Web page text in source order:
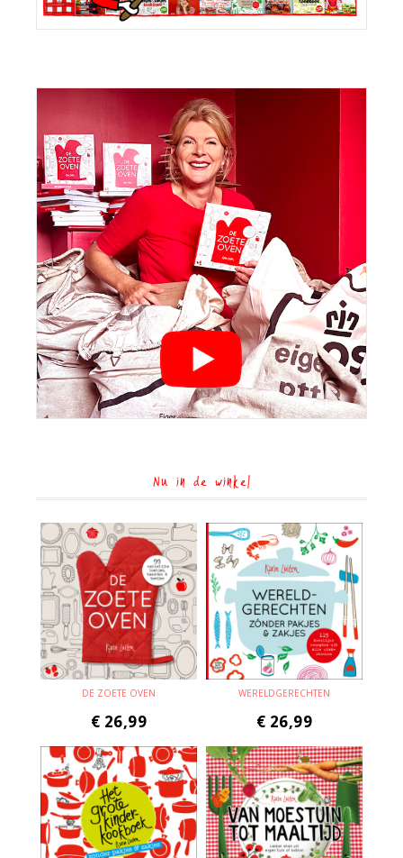
Nu in de winkel
DE ZOETE OVEN
€ 26,99
WERELDGERECHTEN
€ 26,99